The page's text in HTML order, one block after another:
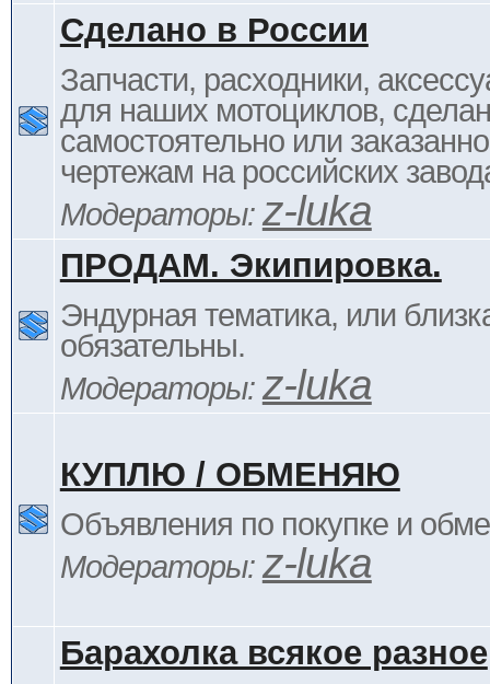
Сделано в России
Запчасти, расходники,
для наших мотоциклов,
самостоятельно или
чертежам на российских
Модераторы: z-luka
ПРОДАМ. Экипировка.
Эндурная тематика, или
обязательны.
Модераторы: z-luka
КУПЛЮ / ОБМЕНЯЮ
Объявления по покупке и
Модераторы: z-luka
Барахолка всякое разное